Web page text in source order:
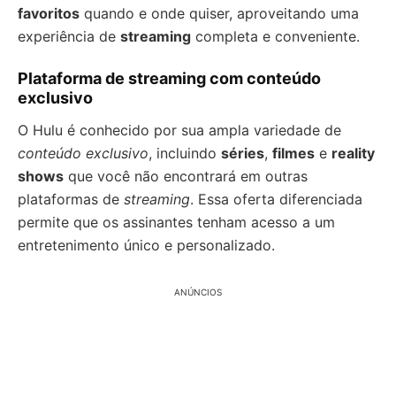
favoritos quando e onde quiser, aproveitando uma
experiência de streaming completa e conveniente.
Plataforma de streaming com conteúdo
exclusivo
O Hulu é conhecido por sua ampla variedade de
conteúdo exclusivo, incluindo séries, filmes e reality
shows que você não encontrará em outras
plataformas de streaming. Essa oferta diferenciada
permite que os assinantes tenham acesso a um
entretenimento único e personalizado.
ANÚNCIOS